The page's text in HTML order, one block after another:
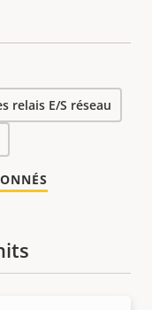
relais E/S réseau